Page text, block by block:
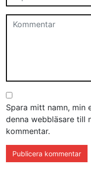
Spara mitt namn, min
denna webbläsare till
kommentar.